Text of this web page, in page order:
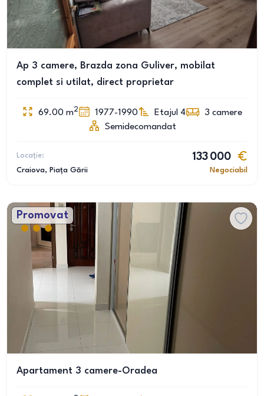
Ap 3 camere, Brazda zona Guliver, mobilat
complet si utilat, direct proprietar
69.00 m2 1977-1990 Etajul 4 3 camere
Semidecomandat
Locație:
Craiova, Piața Gării
133 000
Negociabil
Promovat
Apartament 3 camere-Oradea